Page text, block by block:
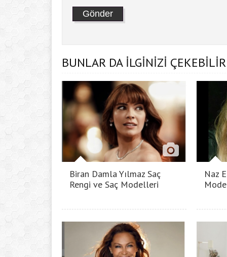
BUNLAR DA İLGİNİZİ ÇEKEBİLİR
Biran Damla Yılmaz Saç
Rengi ve Saç Modelleri
Naz